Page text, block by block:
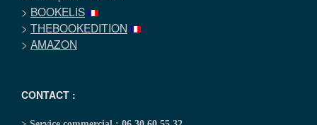
> BOOKELIS
> THEBOOKEDITION
> AMAZON
CONTACT :